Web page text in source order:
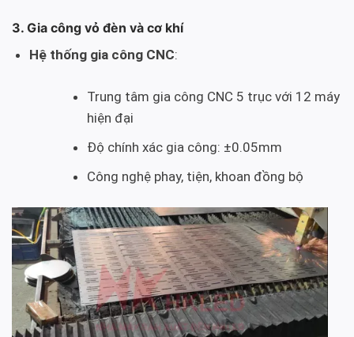
3. Gia công vỏ đèn và cơ khí
Hệ thống gia công CNC:
Trung tâm gia công CNC 5 trục với 12 máy
hiện đại
Độ chính xác gia công: ±0.05mm
Công nghệ phay, tiện, khoan đồng bộ